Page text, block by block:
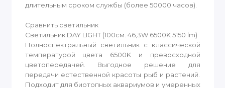
длительным сроком службы (более 50000 часов).
Сравнить светильник
Светильник DAY LIGHT (100см. 46,3W 6500K 5150 lm)
Полноспектральный светильник с классической
температурой цвета 6500K и превосходной
цветопередачей. Выгодное решение для
передачи естественной красоты рыб и растений.
Подходит для биотопных аквариумов и умеренных